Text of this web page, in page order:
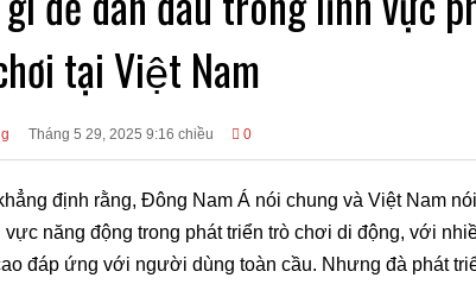
tại Việt Nam
Tháng 5 29, 2025 9:16 chiều 0
định rằng, Đông Nam Á nói chung và Việt Nam
vực năng động trong phát triển trò chơi di động, với
đáp ứng với người dùng toàn cầu. Nhưng đà phát